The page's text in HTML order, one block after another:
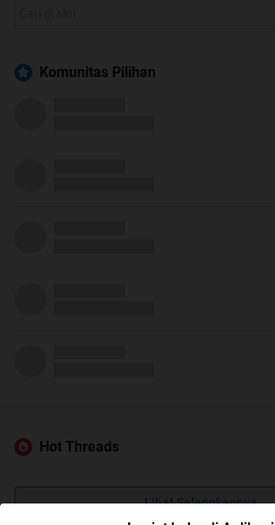
Komunitas Pilihan
Hot Threads
Lihat Selengkapnya